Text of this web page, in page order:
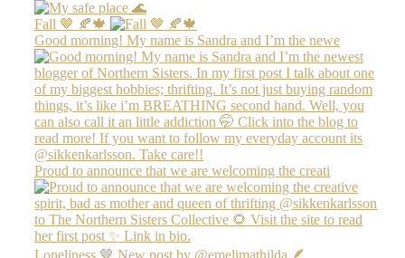
Fall 🤎 🍂🍁
Good morning! My name is Sandra and I’m the newe
Proud to announce that we are welcoming the creati
Loneliness 🤎 New post by @emelimathilda 🪶